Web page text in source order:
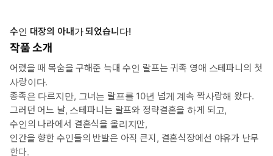
수인 대장의 아내가 되었습니다!
작품 소개
어렸을 때 목숨을 구해준 늑대 수인 랄프는 귀족 영애 스테파니의 첫
사랑이다.
종족은 다르지만, 그녀는 랄프를 10년 넘게 계속 짝사랑해 왔다.
그러던 어느 날, 스테파니는 랄프와 정략결혼을 하게 되고,
수인의 나라에서 결혼식을 올리지만,
인간을 향한 수인들의 반발은 아직 큰지, 결혼식장에선 야유가 난무
한다.